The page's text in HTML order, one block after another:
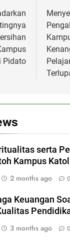
Pidato
serta
Kampus
2 months ago 0
Keuangan
3 months ago 0